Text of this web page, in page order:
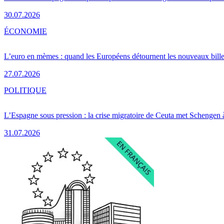
30.07.2026
L’euro en mèmes : quand les Européens détournent les nouveaux
27.07.2026
ÉCONOMIE
L’Espagne sous pression : la crise migratoire de Ceuta met Schengen
31.07.2026
POLITIQUE